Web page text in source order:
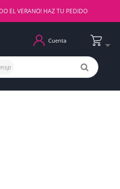
EL VERANO! HAZ TU PEDIDO
Cuenta